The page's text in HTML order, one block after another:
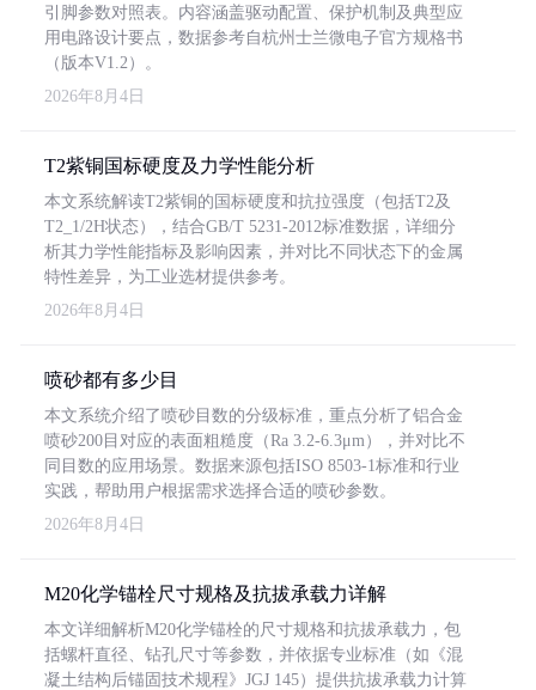
引脚参数对照表。内容涵盖驱动配置、保护机制及典型应
用电路设计要点，数据参考自杭州士兰微电子官方规格书
（版本V1.2）。
2026年8月4日
T2紫铜国标硬度及力学性能分析
本文系统解读T2紫铜的国标硬度和抗拉强度（包括T2及
T2_1/2H状态），结合GB/T 5231-2012标准数据，详细分
析其力学性能指标及影响因素，并对比不同状态下的金属
特性差异，为工业选材提供参考。
2026年8月4日
喷砂都有多少目
本文系统介绍了喷砂目数的分级标准，重点分析了铝合金
喷砂200目对应的表面粗糙度（Ra 3.2-6.3μm），并对比不
同目数的应用场景。数据来源包括ISO 8503-1标准和行业
实践，帮助用户根据需求选择合适的喷砂参数。
2026年8月4日
M20化学锚栓尺寸规格及抗拔承载力详解
本文详细解析M20化学锚栓的尺寸规格和抗拔承载力，包
括螺杆直径、钻孔尺寸等参数，并依据专业标准（如《混
凝土结构后锚固技术规程》JGJ 145）提供抗拔承载力计算